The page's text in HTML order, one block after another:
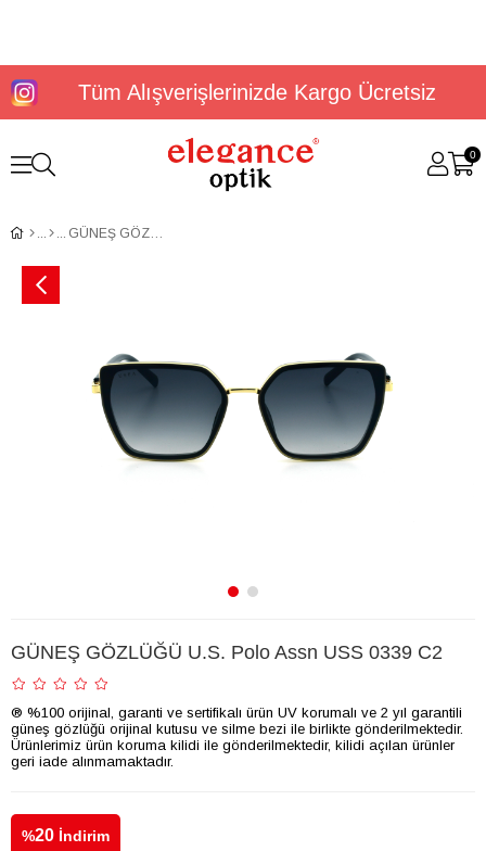
Tüm Alışverişlerinizde Kargo Ücretsiz
0
GÜNEŞ GÖZLÜĞÜ U.S. Polo Assn USS 0339 C2
GÜNEŞ GÖZLÜĞÜ U.S. Polo Assn USS 0339 C2
® %100 orijinal, garanti ve sertifikalı ürün UV korumalı ve 2 yıl garantili
güneş gözlüğü orijinal kutusu ve silme bezi ile birlikte gönderilmektedir.
Ürünlerimiz ürün koruma kilidi ile gönderilmektedir, kilidi açılan ürünler
geri iade alınmamaktadır.
%20 İndirim